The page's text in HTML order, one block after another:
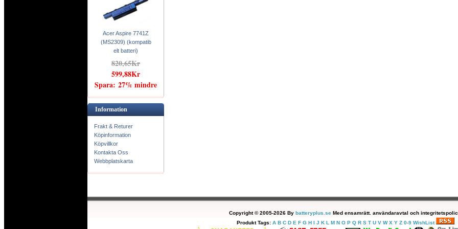
Acer Aspire 7741Z
(MS2309) (kompatib
elt batteri)
820,65Kr
599,88Kr
Spara: 27% mindre
Information
Frakt & Returer
Köpinformation
Köpvillkor
Kontakta Oss
Webbplatskarta
Copyright © 2005-2026 By batteryplus.se Med ensamrätt. användaravtal och
Produkt Tags: A B C D E F G H I J K L M N O P Q R S T U V W X Y Z 0-9 WishList